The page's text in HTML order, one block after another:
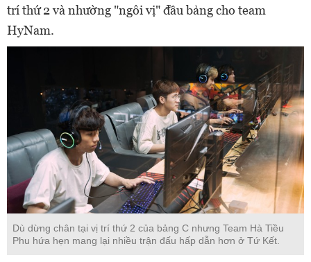
trí thứ 2 và nhường "ngôi vị" đầu bảng cho team
HyNam.
Dù dừng chân tại vị trí thứ 2 của bảng C nhưng Team Hà Tiều
Phu hứa hẹn mang lại nhiều trận đấu hấp dẫn hơn ở Tứ Kết.